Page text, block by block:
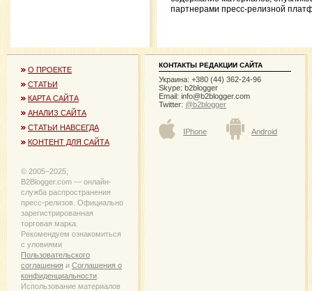
партнерами пресс-релизной
О ПРОЕКТЕ
СТАТЬИ
КАРТА САЙТА
АНАЛИЗ САЙТА
СТАТЬИ НАВСЕГДА
КОНТЕНТ ДЛЯ САЙТА
© 2005−2025,
B2Blogger.com — онлайн-
служба распространения
пресс-релизов. Официально
зарегистрированная
торговая марка.
Рекомендуем ознакомиться
с уловиями
Пользовательского
соглашения и Соглашения о
конфиденциальности
Использование материалов
КОНТАКТЫ РЕДАКЦИИ САЙТА
Украина: +380 (44) 362-24-96
Skype: b2blogger
Email: info@b2blogger.com
Twitter: @b2blogger
IPhone Android